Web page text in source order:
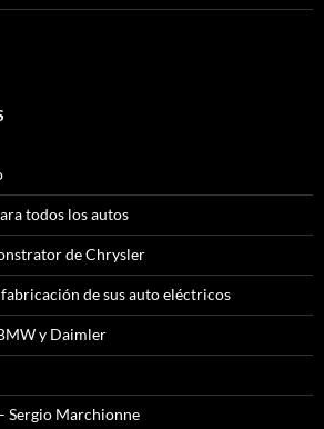
todos los autos
de Chrysler
de sus auto eléctricos
y Daimler
Sergio Marchionne